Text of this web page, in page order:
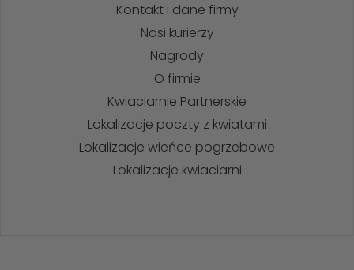
Kontakt i dane firmy
Nasi kurierzy
Nagrody
O firmie
Kwiaciarnie Partnerskie
Lokalizacje poczty z kwiatami
Lokalizacje wieńce pogrzebowe
Lokalizacje kwiaciarni